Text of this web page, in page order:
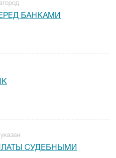
БАНКАМИ
СУДЕБНЫМИ